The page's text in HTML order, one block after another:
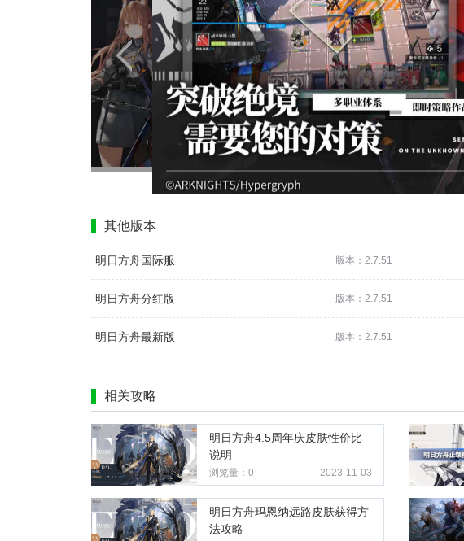
其他版本
明日方舟国际服 版本：2.7.51
明日方舟分红版 版本：2.7.51
明日方舟最新版 版本：2.7.51
相关攻略
明日方舟4.5周年庆皮肤性价比
说明
浏览量：0 2023-11-03
明日方舟玛恩纳远路皮肤获得方
法攻略